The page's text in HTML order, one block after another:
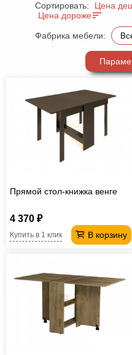
мебель
Детская
мебель
Мебель
прихожей
Комоды
компьютер
для
Мебель
Кресла-
из
Садовая
Косметологическое
оборудование
Сортировать:
Цена
Цена дороже
Фабрика мебели:
Прямой стол-книжка венге
4 370 ₽
В корзину
Купить в 1 клик